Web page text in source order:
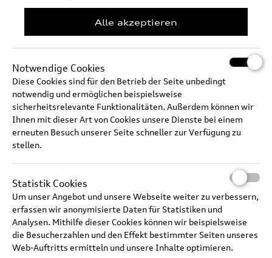
Cockpit setzt das neue Bedienkonzept auf große Touchscreens,
komplettiert durch eine Ausbaustufe des Audi virtual cockpit und
ein kontakt-analoges Head-up-Display. Letzteres nutzt intelligente
Augmented Reality-Technologie, bei der die reale und die virtuelle
Welt miteinander verschmelzen.
Langtext
Alle akzeptieren
Notwendige Cookies
Diese Cookies sind für den Betrieb der Seite unbedingt
notwendig und ermöglichen beispielsweise
sicherheitsrelevante Funktionalitäten. Außerdem können wir
Ihnen mit dieser Art von Cookies unsere Dienste bei einem
erneuten Besuch unserer Seite schneller zur Verfügung zu
stellen.
Statistik Cookies
Um unser Angebot und unsere Webseite weiter zu verbessern,
erfassen wir anonymisierte Daten für Statistiken und
Analysen. Mithilfe dieser Cookies können wir beispielsweise
die Besucherzahlen und den Effekt bestimmter Seiten unseres
Web-Auftritts ermitteln und unsere Inhalte optimieren.